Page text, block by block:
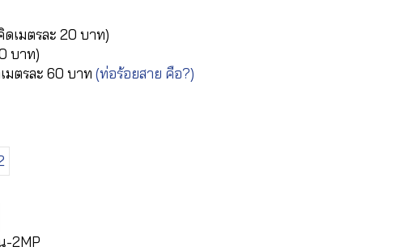
เมตรละ 20 บาท)
บาท)
ตรละ 60 บาท (ท่อร้อยสาย คือ?)
-2MP